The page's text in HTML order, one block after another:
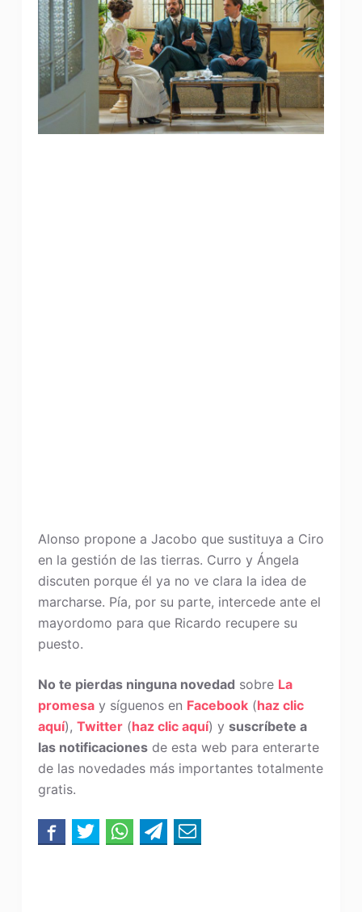
Alonso propone a Jacobo que sustituya a Ciro
en la gestión de las tierras. Curro y Ángela
discuten porque él ya no ve clara la idea de
marcharse. Pía, por su parte, intercede ante el
mayordomo para que Ricardo recupere su
puesto.
No te pierdas ninguna novedad sobre La
promesay síguenos en Facebook(haz clic
aquí), Twitter(haz clic aquí) y suscríbete a
las notificacionesde esta web para enterarte
de las novedades más importantes totalmente
gratis.